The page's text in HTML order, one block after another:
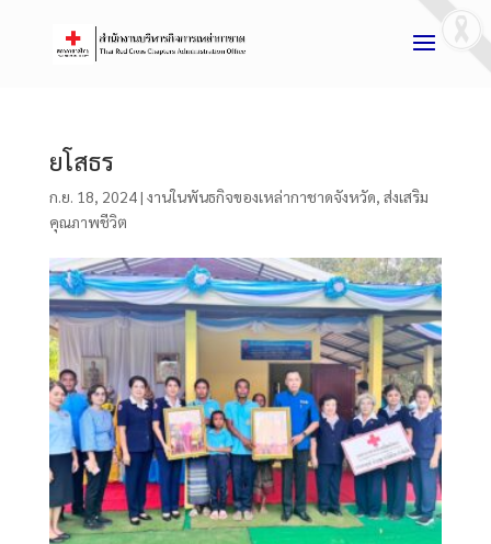
ยโสธร
ก.ย. 18, 2024| งานในพันธกิจของเหล่ากาชาดจังหวัด, ส่งเสริม
คุณภาพชีวิต